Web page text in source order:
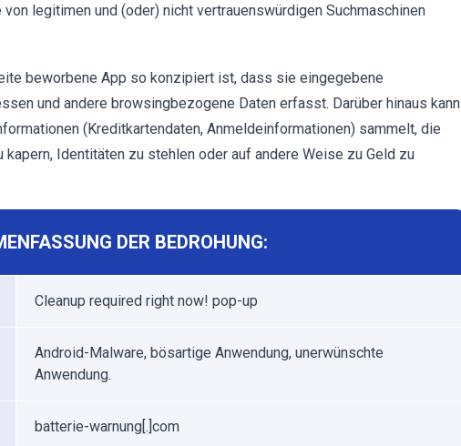
legitimen und (oder) nicht vertrauenswürdigen Suchmaschinen
beworbene App so konzipiert ist, dass sie eingegebene
und andere browsingbezogene Daten erfasst. Darüber hinaus kann
(Kreditkartendaten, Anmeldeinformationen) sammelt, die
Identitäten zu stehlen oder auf andere Weise zu Geld zu
DER BEDROHUNG:
Cleanup required right now! pop-up
Android-Malware, bösartige Anwendung, unerwünschte
Anwendung.
batterie-warnung[.]com